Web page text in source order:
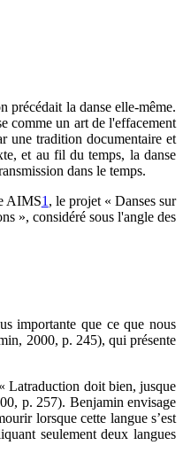
précédait la danse elle-même.
comme un art de l'effacement
une tradition documentaire et
et au fil du temps, la danse
dans le temps.
AIMS1 , le projet « Danses sur
», considéré sous l'angle des
importante que ce que nous
2000, p. 245), qui présente
Latraduction doit bien, jusque
p. 257). Benjamin envisage
lorsque cette langue s’est
seulement deux langues